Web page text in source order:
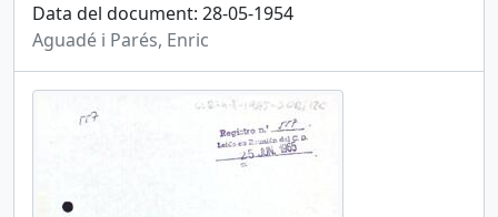
Data del document: 28-05-1954
Aguadé i Parés, Enric